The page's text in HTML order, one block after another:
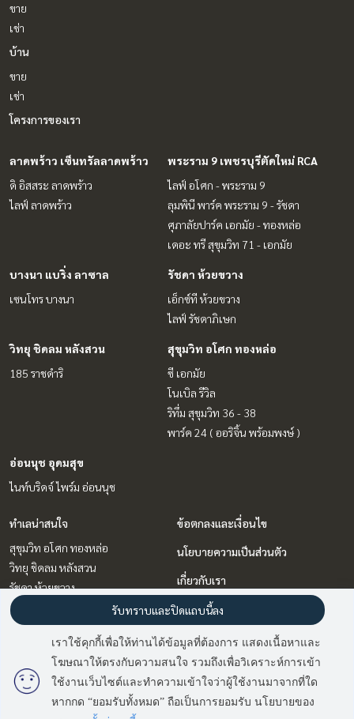
มี2คนกำลังดูประกาศนี้
Sold Out
ขาย
เช่า
บ้าน
ขาย
เช่า
โครงการของเรา
ลาดพร้าว เซ็นทรัลลาดพร้าว
ดิ อิสสระ ลาดพร้าว
ไลฟ์ ลาดพร้าว
พระราม 9 เพชรบุรีตัดใหม่ RCA
ไลฟ์ อโศก - พระราม 9
ลุมพินี พาร์ค พระราม 9 - รัชดา
ศุภาลัยปาร์ค เอกมัย - ทองหล่อ
เดอะ ทรี สุขุมวิท 71 - เอกมัย
บางนา แบริ่ง ลาซาล
เซนโทร บางนา
รัชดา ห้วยขวาง
เอ็กซ์ที ห้วยขวาง
ไลฟ์ รัชดาภิเษก
วิทยุ ชิดลม หลังสวน
185 ราชดำริ
สุขุมวิท อโศก ทองหล่อ
ซี เอกมัย
โนเบิล รีวิล
ริทึ่ม สุขุมวิท 36 - 38
พาร์ค 24 ( ออริจิ้น พร้อมพงษ์ )
อ่อนนุช อุดมสุข
ไนท์บริดจ์ ไพร์ม อ่อนนุช
ทำเลน่าสนใจ
สุขุมวิท อโศก ทองหล่อ
วิทยุ ชิดลม หลังสวน
รัชดา ห้วยขวาง
อ่อนนุช อุดมสุข
พระราม 9 เพชรบุรีตัดใหม่ RCA
ลาดพร้าว เซ็นทรัลลาดพร้าว
บางนา แบริ่ง ลาซาล
ข้อตกลงและเงื่อนไข
นโยบายความเป็นส่วนตัว
เกี่ยวกับเรา
วิธีการฝากขาย-เช่า
ติดต่อ
เราใช้คุกกี้เพื่อให้ท่านได้ข้อมูลที่ต้องการ แสดงเนื้อหาและ
โฆษณาให้ตรงกับความสนใจ รวมถึงเพื่อวิเคราะห์การเข้า
ใช้งานเว็บไซต์และทำความเข้าใจว่าผู้ใช้งานมาจากที่ใด
หากกด “ยอมรับทั้งหมด” ถือเป็นการยอมรับ นโยบายของ
รับทราบและปิดแถบนี้ลง